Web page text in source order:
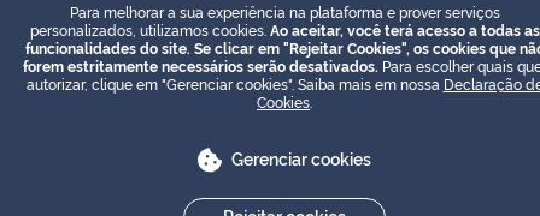
Para melhorar a sua experiência na plataforma e prover serviços
personalizados, utilizamos cookies. Ao aceitar, você terá acesso a todas as
funcionalidades do site. Se clicar em "Rejeitar Cookies", os cookies que
forem estritamente necessários serão desativados. Para escolher quais
autorizar, clique em "Gerenciar cookies". Saiba mais em nossa Declaração
Cookies
Gerenciar cookies